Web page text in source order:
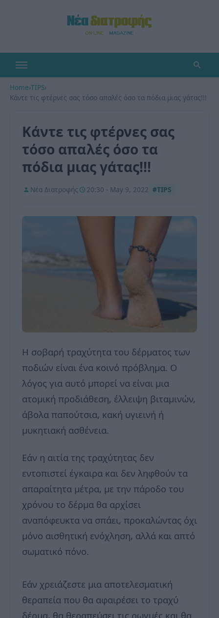
Home›TIPS›
Κάντε τις φτέρνες σας τόσο απαλές όσο τα πόδια μιας γάτας!!!
Κάντε τις φτέρνες σας
τόσο απαλές όσο τα
πόδια μιας γάτας!!!
Νέα Διατροφής 20:30 - May 9, 2022 #TIPS
Η σοβαρή τραχύτητα του δέρματος των
ποδιών είναι ένα κοινό πρόβλημα. Ο
λόγος για αυτό μπορεί να είναι μια
ατομική προδιάθεση, έλλειψη βιταμινών,
άβολα παπούτσια, κακή υγιεινή ή
μυκητιακή ασθένεια.
Εάν η αιτία της τραχύτητας δεν
εντοπιστεί έγκαιρα και δεν ληφθούν τα
απαραίτητα μέτρα, με την πάροδο του
χρόνου το δέρμα θα αρχίσει
αναπόφευκτα να σπάει, προκαλώντας όχι
μόνο αισθητική ενόχληση, αλλά και απτό
σωματικό πόνο.
Εάν χρειάζεστε μια αποτελεσματική
θεραπεία που θα αφαιρέσει το τραχύ
δέρμα, θα θεραπεύσει τις ρωγμές και θα